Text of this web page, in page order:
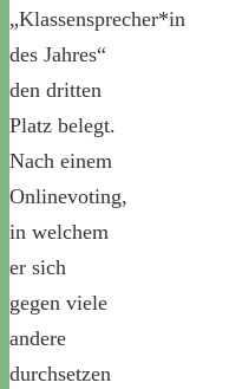
„Klassensprecher*in
des Jahres“
den dritten
Platz belegt.
Nach einem
Onlinevoting,
in welchem
er sich
gegen viele
andere
durchsetzen